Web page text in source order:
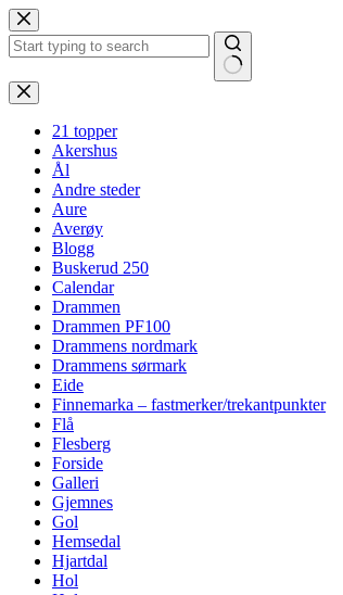
Hopp
til
innholdet
Ingen
resultater
21 topper
Akershus
Ål
Andre steder
Aure
Averøy
Blogg
Buskerud 250
Calendar
Drammen
Drammen PF100
Drammens nordmark
Drammens sørmark
Eide
Finnemarka – fastmerker/trekantpunkter
Flå
Flesberg
Forside
Galleri
Gjemnes
Gol
Hemsedal
Hjartdal
Hol